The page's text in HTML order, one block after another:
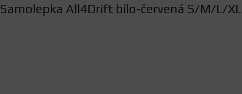
Samolepka All4Drift bílo-červená S/M/L/XL